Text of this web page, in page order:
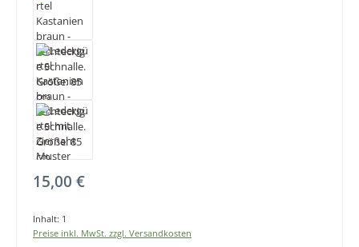
Regulärer Preis:
15,00 €
Inhalt: 1
Preise inkl. MwSt. zzgl. Versandkosten